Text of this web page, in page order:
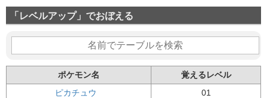
「レベルアップ」でおぼえる
ポケモン名
覚えるレベル
ピカチュウ
01